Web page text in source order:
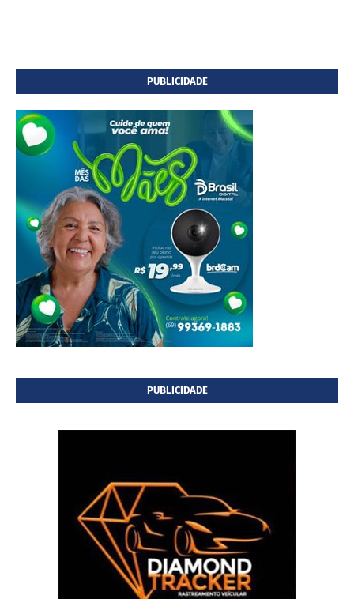
PUBLICIDADE
PUBLICIDADE